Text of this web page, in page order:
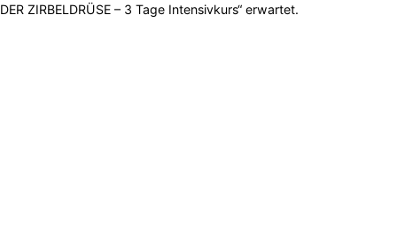
DER ZIRBELDRÜSE – 3 Tage Intensivkurs“ erwartet.